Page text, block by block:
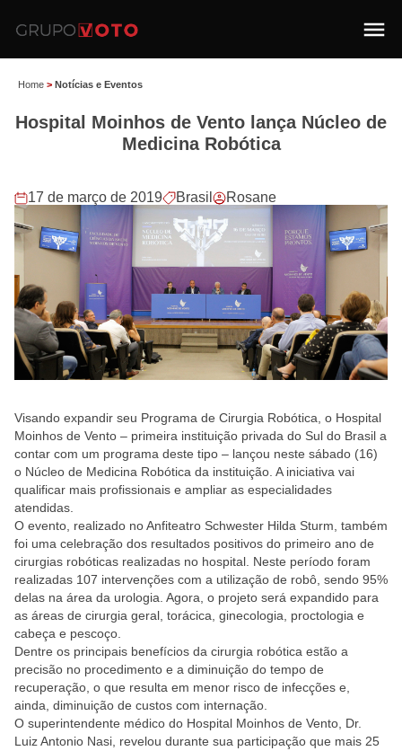
Home > Notícias e Eventos
Hospital Moinhos de Vento lança Núcleo de
Medicina Robótica
17 de março de 2019 Brasil Rosane
Visando expandir seu Programa de Cirurgia Robótica, o Hospital
Moinhos de Vento – primeira instituição privada do Sul do Brasil a
contar com um programa deste tipo – lançou neste sábado (16)
o Núcleo de Medicina Robótica da instituição. A iniciativa vai
qualificar mais profissionais e ampliar as especialidades
atendidas.
O evento, realizado no Anfiteatro Schwester Hilda Sturm, também
foi uma celebração dos resultados positivos do primeiro ano de
cirurgias robóticas realizadas no hospital. Neste período foram
realizadas 107 intervenções com a utilização de robô, sendo 95%
delas na área da urologia. Agora, o projeto será expandido para
as áreas de cirurgia geral, torácica, ginecologia, proctologia e
cabeça e pescoço.
Dentre os principais benefícios da cirurgia robótica estão a
precisão no procedimento e a diminuição do tempo de
recuperação, o que resulta em menor risco de infecções e,
ainda, diminuição de custos com internação.
O superintendente médico do Hospital Moinhos de Vento, Dr.
Luiz Antonio Nasi, revelou durante sua participação que mais 25